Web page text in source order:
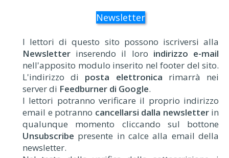
Newsletter
I lettori di questo sito possono iscriversi alla
Newsletter inserendo il loro indirizzo e-mail
nell'apposito modulo inserito nel footer del sito.
L'indirizzo di posta elettronica rimarrà nei
server di Feedburner di Google.
I lettori potranno verificare il proprio indirizzo
email e potranno cancellarsi dalla newsletterin
qualunque momento cliccando sul bottone
Unsubscribe presente in calce alla email della
newsletter.